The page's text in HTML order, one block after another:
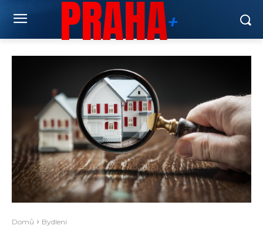
PRAHA+
Domů Bydlení